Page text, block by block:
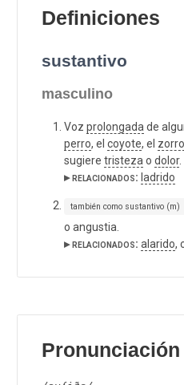
Definiciones
sustantivo
masculino
Voz prolongada de
perro, el coyote, el zorro
sugiere tristeza o dolor.
▸ relacionados: ladrido
también como sustantivo (m)
o angustia.
▸ relacionados: alarido,
Pronunciación